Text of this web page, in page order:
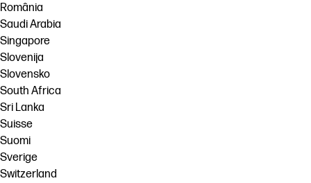
România
Saudi Arabia
Singapore
Slovenija
Slovensko
South Africa
Sri Lanka
Suisse
Suomi
Sverige
Switzerland